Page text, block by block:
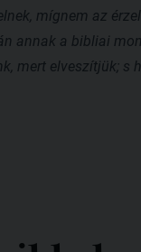
mígnem az
annak a bibliai
mert elveszítjük; s